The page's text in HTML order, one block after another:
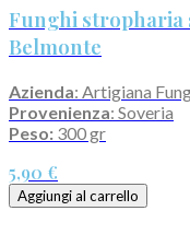
Funghi stropharia
Belmonte
Azienda: Artigiana
Provenienza: Soveria
Peso: 300 gr
5,90 €
Aggiungi al carrello